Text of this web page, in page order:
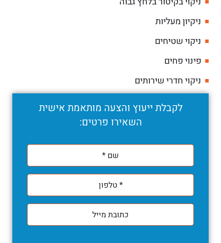
ניקיון מעליות
ניקוי שטיחים
פינוי פחים
ניקוי חדרי שירותים
לקבלת ייעוץ והצעה מותאמת אישית
השאירו פרטים: